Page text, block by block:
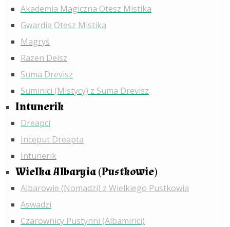
Akademia Magiczna Otesz Mistika
Gwardia Otesz Mistika
Magryś
Razen Deisz
Suma Drevisz
Suminici (Mistycy) z Suma Drevisz
Intunerik
Dreapci
Inceput Dreapta
Intunerik
Wielka Albaryia (Pustkowie)
Albarowie (Nomadzi) z Wielkiego Pustkowia
Aswadzi
Czarownicy Pustynni (Albamirici)